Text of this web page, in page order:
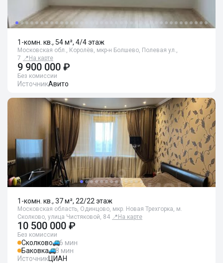
1-комн. кв., 54 м², 4/4 этаж
Московская обл., Королёв, мкр-н Болшево, Полевая ул.,
7 📍 На карте
9 900 000 ₽
Без комиссии
ИсточникАвито
1-комн. кв., 37 м², 22/22 этаж
Московская область, Одинцово, мкр. Новая Трехгорка, м.
Сколково, улица Чистяковой, 84 📍 На карте
10 500 000 ₽
Без комиссии
Сколково
6 мин
Баковка
8 мин
ИсточникЦИАН